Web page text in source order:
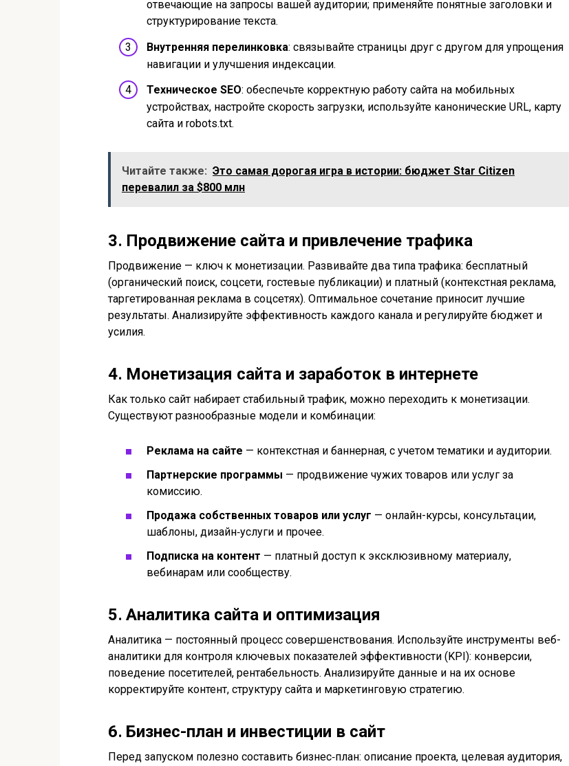
отвечающие на запросы вашей аудитории; применяйте понятные заголовки и
структурирование текста.
Внутренняя перелинковка: связывайте страницы друг с другом для упрощения
навигации и улучшения индексации.
Техническое SEO: обеспечьте корректную работу сайта на мобильных
устройствах, настройте скорость загрузки, используйте канонические URL, карту
сайта и robots.txt.
Читайте также: Это самая дорогая игра в истории: бюджет Star Citizen
перевалил за $800 млн
3․ Продвижение сайта и привлечение трафика
Продвижение — ключ к монетизации. Развивайте два типа трафика: бесплатный
(органический поиск, соцсети, гостевые публикации) и платный (контекстная реклама,
таргетированная реклама в соцсетях). Оптимальное сочетание приносит лучшие
результаты. Анализируйте эффективность каждого канала и регулируйте бюджет и
усилия.
4․ Монетизация сайта и заработок в интернете
Как только сайт набирает стабильный трафик, можно переходить к монетизации.
Существуют разнообразные модели и комбинации:
Реклама на сайте — контекстная и баннерная, с учетом тематики и аудитории.
Партнерские программы — продвижение чужих товаров или услуг за
комиссию.
Продажа собственных товаров или услуг — онлайн-курсы, консультации,
шаблоны, дизайн‑услуги и прочее.
Подписка на контент — платный доступ к эксклюзивному материалу,
вебинарам или сообществу.
5․ Аналитика сайта и оптимизация
Аналитика — постоянный процесс совершенствования. Используйте инструменты веб-
аналитики для контроля ключевых показателей эффективности (KPI): конверсии,
поведение посетителей, рентабельность. Анализируйте данные и на их основе
корректируйте контент, структуру сайта и маркетинговую стратегию.
6․ Бизнес-план и инвестиции в сайт
Перед запуском полезно составить бизнес‑план: описание проекта, целевая аудитория,